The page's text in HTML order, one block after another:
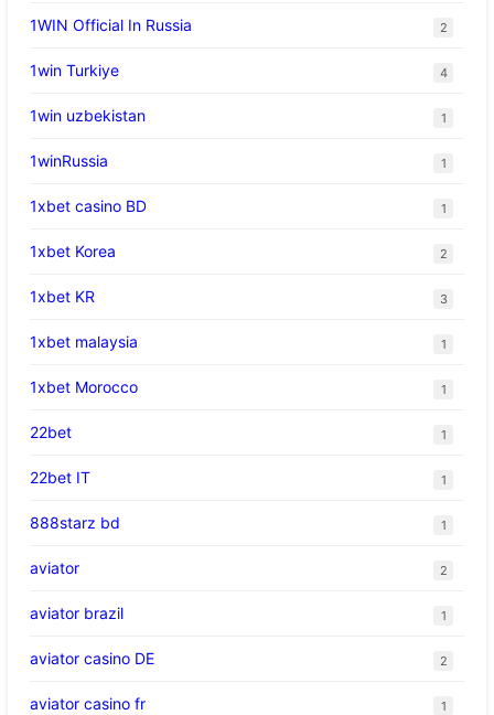
1WIN Official In Russia 2
1win Turkiye 4
1win uzbekistan 1
1winRussia 1
1xbet casino BD 1
1xbet Korea 2
1xbet KR 3
1xbet malaysia 1
1xbet Morocco 1
22bet 1
22bet IT 1
888starz bd 1
aviator 2
aviator brazil 1
aviator casino DE 2
aviator casino fr 1